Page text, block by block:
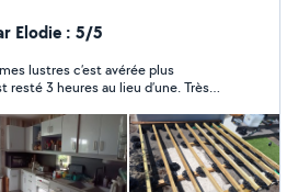
Elodie : 5/5
lustres c’est avérée plus
3 heures au lieu d’une. Très